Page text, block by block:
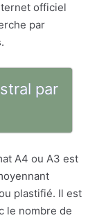
officiel
par
par
A4 ou A3 est
plastifié. Il est
le nombre de